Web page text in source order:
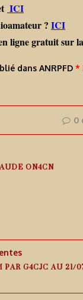
ICI
? ICI
ligne gratuit sur
dans ANRPFD *
0
ON4CN
G4CJC AU 21/